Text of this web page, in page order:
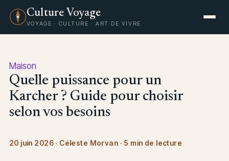
Culture Voyage
VOYAGE · CULTURE · ART DE VIVRE
Maison
Quelle puissance pour un
Karcher ? Guide pour choisir
selon vos besoins
20 juin 2026 · Céleste Morvan · 5 min de lecture